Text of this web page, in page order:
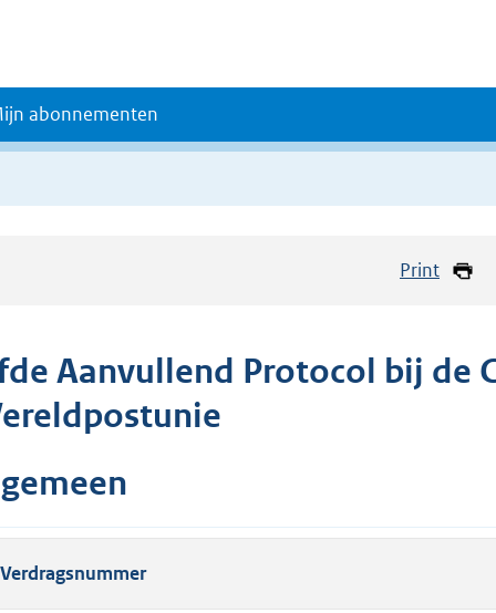
abonnementen
Print
Aanvullend Protocol bij de
Verdragsnummer